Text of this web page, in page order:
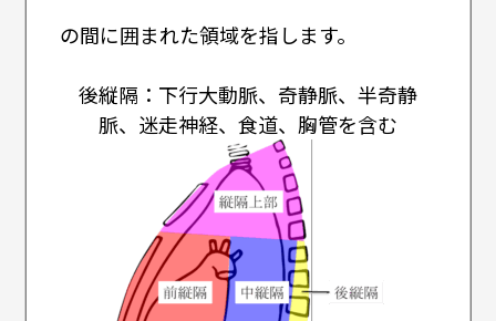
の間に囲まれた領域を指します。
後縦隔：下行大動脈、奇静脈、半奇静
脈、迷走神経、食道、胸管を含む